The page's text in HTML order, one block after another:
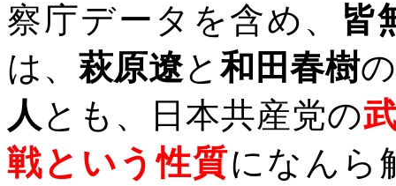
察庁データを含め、 皆
は、 萩原遼と和田春樹
人 とも、日本共産党の
戦という性質になんら